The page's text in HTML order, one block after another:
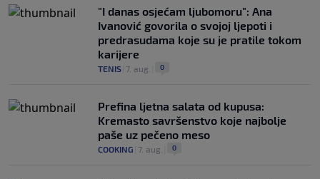
"I danas osjećam ljubomoru": Ana
Ivanović govorila o svojoj ljepoti i
predrasudama koje su je pratile tokom
karijere
TENIS 7. aug. 0
Prefina ljetna salata od kupusa:
Kremasto savršenstvo koje najbolje
paše uz pečeno meso
COOKING 7. aug. 0